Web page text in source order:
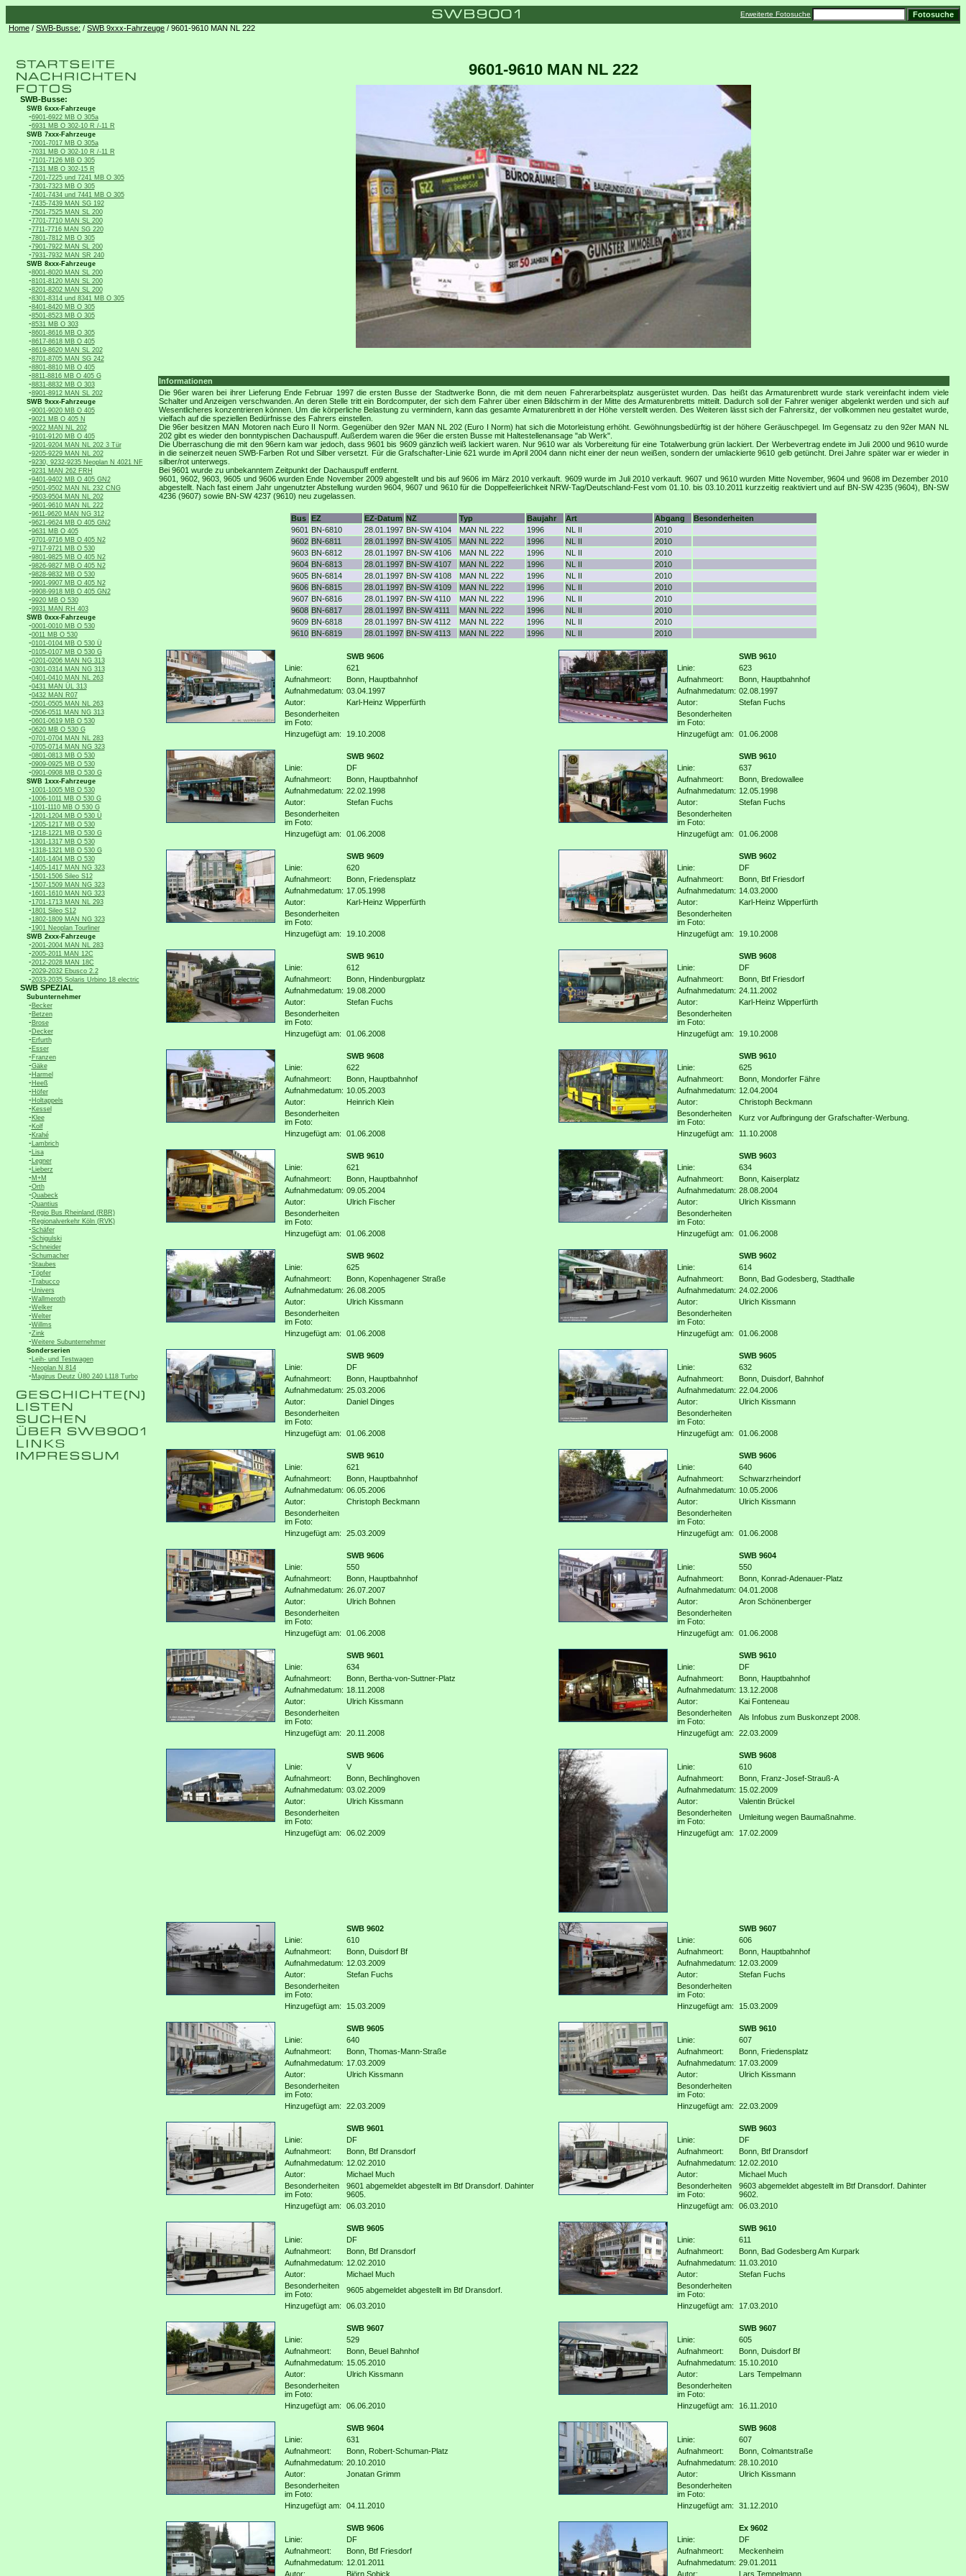
Erweiterte Fotosuche
Home / SWB-Busse: / SWB 9xxx-Fahrzeuge / 9601-9610 MAN NL 222
SWB-Busse:
SWB 6xxx-Fahrzeuge
-6901-6922 MB O 305a
-6931 MB O 302-10 R /-11 R
SWB 7xxx-Fahrzeuge
-7001-7017 MB O 305a
-7031 MB O 302-10 R /-11 R
-7101-7126 MB O 305
-7131 MB O 302-15 R
-7201-7225 und 7241 MB O 305
-7301-7323 MB O 305
-7401-7434 und 7441 MB O 305
-7435-7439 MAN SG 192
-7501-7525 MAN SL 200
-7701-7710 MAN SL 200
-7711-7716 MAN SG 220
-7801-7812 MB O 305
-7901-7922 MAN SL 200
-7931-7932 MAN SR 240
SWB 8xxx-Fahrzeuge
-8001-8020 MAN SL 200
-8101-8120 MAN SL 200
-8201-8202 MAN SL 200
-8301-8314 und 8341 MB O 305
-8401-8420 MB O 305
-8501-8523 MB O 305
-8531 MB O 303
-8601-8616 MB O 305
-8617-8618 MB O 405
-8619-8620 MAN SL 202
-8701-8705 MAN SG 242
-8801-8810 MB O 405
-8811-8816 MB O 405 G
-8831-8832 MB O 303
-8901-8912 MAN SL 202
SWB 9xxx-Fahrzeuge
-9001-9020 MB O 405
-9021 MB O 405 N
-9022 MAN NL 202
-9101-9120 MB O 405
-9201-9204 MAN NL 202 3 Tür
-9205-9229 MAN NL 202
-9230, 9232-9235 Neoplan N 4021 NF
-9231 MAN 262 FRH
-9401-9402 MB O 405 GN2
-9501-9502 MAN NL 232 CNG
-9503-9504 MAN NL 202
-9601-9610 MAN NL 222
-9611-9620 MAN NG 312
-9621-9624 MB O 405 GN2
-9631 MB O 405
-9701-9716 MB O 405 N2
-9717-9721 MB O 530
-9801-9825 MB O 405 N2
-9826-9827 MB O 405 N2
-9828-9832 MB O 530
-9901-9907 MB O 405 N2
-9908-9918 MB O 405 GN2
-9920 MB O 530
-9931 MAN RH 403
SWB 0xxx-Fahrzeuge
-0001-0010 MB O 530
-0011 MB O 530
-0101-0104 MB O 530 Ü
-0105-0107 MB O 530 G
-0201-0206 MAN NG 313
-0301-0314 MAN NG 313
-0401-0410 MAN NL 263
-0431 MAN ÜL 313
-0432 MAN R07
-0501-0505 MAN NL 263
-0506-0511 MAN NG 313
-0601-0619 MB O 530
-0620 MB O 530 G
-0701-0704 MAN NL 283
-0705-0714 MAN NG 323
-0801-0813 MB O 530
-0909-0925 MB O 530
-0901-0908 MB O 530 G
SWB 1xxx-Fahrzeuge
-1001-1005 MB O 530
-1006-1011 MB O 530 G
-1101-1110 MB O 530 G
-1201-1204 MB O 530 Ü
-1205-1217 MB O 530
-1218-1221 MB O 530 G
-1301-1317 MB O 530
-1318-1321 MB O 530 G
-1401-1404 MB O 530
-1405-1417 MAN NG 323
-1501-1506 Sileo S12
-1507-1509 MAN NG 323
-1601-1610 MAN NG 323
-1701-1713 MAN NL 293
-1801 Sileo S12
-1802-1809 MAN NG 323
-1901 Neoplan Tourliner
SWB 2xxx-Fahrzeuge
-2001-2004 MAN NL 283
-2005-2011 MAN 12C
-2012-2028 MAN 18C
-2029-2032 Ebusco 2.2
-2033-2035 Solaris Urbino 18 electric
SWB SPEZIAL
Subunternehmer
-Becker
-Betzen
-Brose
-Decker
-Erfurth
-Esser
-Franzen
-Gäke
-Harmel
-Heeß
-Höfer
-Holtappels
-Kessel
-Klee
-Kolf
-Krahé
-Lambrich
-Lisa
-Legner
-Lieberz
-M+M
-Orth
-Quabeck
-Quantius
-Regio Bus Rheinland (RBR)
-Regionalverkehr Köln (RVK)
-Schäfer
-Schigulski
-Schneider
-Schumacher
-Staubes
-Töpfer
-Trabucco
-Univers
-Wallmeroth
-Welker
-Welter
-Willms
-Zink
-Weitere Subunternehmer
Sonderserien
-Leih- und Testwagen
-Neoplan N 814
-Magirus Deutz Ü80 240 L118 Turbo
9601-9610 MAN NL 222
Informationen
Die 96er waren bei ihrer Lieferung Ende Februar 1997 die ersten Busse der Stadtwerke Bonn, die mit dem neuen Fahrerarbeitsplatz ausgerüstet wurden. Das heißt das Armaturenbrett wurde stark vereinfacht indem viele
Schalter und Anzeigen verschwanden. An deren Stelle tritt ein Bordcomputer, der sich dem Fahrer über einen Bildschirm in der Mitte des Armaturenbretts mitteilt. Dadurch soll der Fahrer weniger abgelenkt werden und sich auf
Wesentlicheres konzentrieren können. Um die körperliche Belastung zu vermindern, kann das gesamte Armaturenbrett in der Höhe verstellt werden. Des Weiteren lässt sich der Fahrersitz, der vollkommen neu gestaltet wurde,
vielfach auf die speziellen Bedürfnisse des Fahrers einstellen.
Die 96er besitzen MAN Motoren nach Euro II Norm. Gegenüber den 92er MAN NL 202 (Euro I Norm) hat sich die Motorleistung erhöht. Gewöhnungsbedürftig ist der höhere Geräuschpegel. Im Gegensatz zu den 92er MAN NL
202 gibt es wieder den bonntypischen Dachauspuff. Außerdem waren die 96er die ersten Busse mit Haltestellenansage "ab Werk".
Die Überraschung die mit den 96ern kam war jedoch, dass 9601 bis 9609 gänzlich weiß lackiert waren. Nur 9610 war als Vorbereitung für eine Totalwerbung grün lackiert. Der Werbevertrag endete im Juli 2000 und 9610 wurde
in die seinerzeit neuen SWB-Farben Rot und Silber versetzt. Für die Grafschafter-Linie 621 wurde im April 2004 dann nicht einer der neun weißen, sondern der umlackierte 9610 gelb getüncht. Drei Jahre später war er wieder in
silber/rot unterwegs.
Bei 9601 wurde zu unbekanntem Zeitpunkt der Dachauspuff entfernt.
9601, 9602, 9603, 9605 und 9606 wurden Ende November 2009 abgestellt und bis auf 9606 im März 2010 verkauft. 9609 wurde im Juli 2010 verkauft. 9607 und 9610 wurden Mitte November, 9604 und 9608 im Dezember 2010
abgestellt. Nach fast einem Jahr ungenutzter Abstellung wurden 9604, 9607 und 9610 für die Doppelfeierlichkeit NRW-Tag/Deutschland-Fest vom 01.10. bis 03.10.2011 kurzzeitig reaktiviert und auf BN-SW 4235 (9604), BN-SW
4236 (9607) sowie BN-SW 4237 (9610) neu zugelassen.
Bus EZ EZ-Datum NZ Typ Baujahr Art Abgang
Besonderheiten
9601 BN-6810 28.01.1997 BN-SW 4104 MAN NL 222 1996 NL II
2010
9602 BN-6811 28.01.1997 BN-SW 4105 MAN NL 222 1996 NL II
2010
9603 BN-6812 28.01.1997 BN-SW 4106 MAN NL 222 1996 NL II
2010
9604 BN-6813 28.01.1997 BN-SW 4107 MAN NL 222 1996 NL II
2010
9605 BN-6814 28.01.1997 BN-SW 4108 MAN NL 222 1996 NL II
2010
9606 BN-6815 28.01.1997 BN-SW 4109 MAN NL 222 1996 NL II
2010
9607 BN-6816 28.01.1997 BN-SW 4110 MAN NL 222 1996 NL II
2010
9608 BN-6817 28.01.1997 BN-SW 4111 MAN NL 222 1996 NL II
2010
9609 BN-6818 28.01.1997 BN-SW 4112 MAN NL 222 1996 NL II
2010
9610 BN-6819 28.01.1997 BN-SW 4113 MAN NL 222 1996 NL II 2010
SWB 9606
Linie:
621
Aufnahmeort:
Bonn, Hauptbahnhof
Aufnahmedatum: 03.04.1997
Autor:
Karl-Heinz Wipperfürth
Besonderheiten
im Foto:
Hinzugefügt am:
19.10.2008
SWB 9610
Linie:
623
Aufnahmeort:
Bonn, Hauptbahnhof
Aufnahmedatum: 02.08.1997
Autor:
Stefan Fuchs
Besonderheiten
im Foto:
Hinzugefügt am:
01.06.2008
SWB 9602
Linie:
DF
Aufnahmeort:
Bonn, Hauptbahnhof
Aufnahmedatum: 22.02.1998
Autor:
Stefan Fuchs
Besonderheiten
im Foto:
Hinzugefügt am:
01.06.2008
SWB 9610
Linie:
637
Aufnahmeort:
Bonn, Bredowallee
Aufnahmedatum: 12.05.1998
Autor:
Stefan Fuchs
Besonderheiten
im Foto:
Hinzugefügt am:
01.06.2008
SWB 9609
Linie:
620
Aufnahmeort:
Bonn, Friedensplatz
Aufnahmedatum: 17.05.1998
Autor:
Karl-Heinz Wipperfürth
Besonderheiten
im Foto:
Hinzugefügt am:
19.10.2008
SWB 9602
Linie:
DF
Aufnahmeort:
Bonn, Btf Friesdorf
Aufnahmedatum: 14.03.2000
Autor:
Karl-Heinz Wipperfürth
Besonderheiten
im Foto:
Hinzugefügt am:
19.10.2008
SWB 9610
Linie:
612
Aufnahmeort:
Bonn, Hindenburgplatz
Aufnahmedatum: 19.08.2000
Autor:
Stefan Fuchs
Besonderheiten
im Foto:
Hinzugefügt am:
01.06.2008
SWB 9608
Linie:
DF
Aufnahmeort:
Bonn, Btf Friesdorf
Aufnahmedatum: 24.11.2002
Autor:
Karl-Heinz Wipperfürth
Besonderheiten
im Foto:
Hinzugefügt am:
19.10.2008
SWB 9608
Linie:
622
Aufnahmeort:
Bonn, Hauptbahnhof
Aufnahmedatum: 10.05.2003
Autor:
Heinrich Klein
Besonderheiten
im Foto:
Hinzugefügt am:
01.06.2008
SWB 9610
Linie:
625
Aufnahmeort:
Bonn, Mondorfer Fähre
Aufnahmedatum: 12.04.2004
Autor:
Christoph Beckmann
Besonderheiten
im Foto:
Kurz vor Aufbringung der Grafschafter-Werbung.
Hinzugefügt am:
11.10.2008
SWB 9610
Linie:
621
Aufnahmeort:
Bonn, Hauptbahnhof
Aufnahmedatum: 09.05.2004
Autor:
Ulrich Fischer
Besonderheiten
im Foto:
Hinzugefügt am:
01.06.2008
SWB 9603
Linie:
634
Aufnahmeort:
Bonn, Kaiserplatz
Aufnahmedatum: 28.08.2004
Autor:
Ulrich Kissmann
Besonderheiten
im Foto:
Hinzugefügt am:
01.06.2008
SWB 9602
Linie:
625
Aufnahmeort:
Bonn, Kopenhagener Straße
Aufnahmedatum: 26.08.2005
Autor:
Ulrich Kissmann
Besonderheiten
im Foto:
Hinzugefügt am:
01.06.2008
SWB 9602
Linie:
614
Aufnahmeort:
Bonn, Bad Godesberg, Stadthalle
Aufnahmedatum: 24.02.2006
Autor:
Ulrich Kissmann
Besonderheiten
im Foto:
Hinzugefügt am:
01.06.2008
SWB 9609
Linie:
DF
Aufnahmeort:
Bonn, Hauptbahnhof
Aufnahmedatum: 25.03.2006
Autor:
Daniel Dinges
Besonderheiten
im Foto:
Hinzugefügt am:
01.06.2008
SWB 9605
Linie:
632
Aufnahmeort:
Bonn, Duisdorf, Bahnhof
Aufnahmedatum: 22.04.2006
Autor:
Ulrich Kissmann
Besonderheiten
im Foto:
Hinzugefügt am:
01.06.2008
SWB 9610
Linie:
621
Aufnahmeort:
Bonn, Hauptbahnhof
Aufnahmedatum: 06.05.2006
Autor:
Christoph Beckmann
Besonderheiten
im Foto:
Hinzugefügt am:
25.03.2009
SWB 9606
Linie:
640
Aufnahmeort:
Schwarzrheindorf
Aufnahmedatum: 10.05.2006
Autor:
Ulrich Kissmann
Besonderheiten
im Foto:
Hinzugefügt am:
01.06.2008
SWB 9606
Linie:
550
Aufnahmeort:
Bonn, Hauptbahnhof
Aufnahmedatum: 26.07.2007
Autor:
Ulrich Bohnen
Besonderheiten
im Foto:
Hinzugefügt am:
01.06.2008
SWB 9604
Linie:
550
Aufnahmeort:
Bonn, Konrad-Adenauer-Platz
Aufnahmedatum: 04.01.2008
Autor:
Aron Schönenberger
Besonderheiten
im Foto:
Hinzugefügt am:
01.06.2008
SWB 9601
Linie:
634
Aufnahmeort:
Bonn, Bertha-von-Suttner-Platz
Aufnahmedatum: 18.11.2008
Autor:
Ulrich Kissmann
Besonderheiten
im Foto:
Hinzugefügt am:
20.11.2008
SWB 9610
Linie:
DF
Aufnahmeort:
Bonn, Hauptbahnhof
Aufnahmedatum: 13.12.2008
Autor:
Kai Fonteneau
Besonderheiten
im Foto:
Als Infobus zum Buskonzept 2008.
Hinzugefügt am:
22.03.2009
SWB 9606
Linie:
V
Aufnahmeort:
Bonn, Bechlinghoven
Aufnahmedatum: 03.02.2009
Autor:
Ulrich Kissmann
Besonderheiten
im Foto:
Hinzugefügt am:
06.02.2009
SWB 9608
Linie:
610
Aufnahmeort:
Bonn, Franz-Josef-Strauß-A
Aufnahmedatum: 15.02.2009
Autor:
Valentin Brückel
Besonderheiten
im Foto:
Umleitung wegen Baumaßnahme.
Hinzugefügt am:
17.02.2009
SWB 9602
Linie:
610
Aufnahmeort:
Bonn, Duisdorf Bf
Aufnahmedatum: 12.03.2009
Autor:
Stefan Fuchs
Besonderheiten
im Foto:
Hinzugefügt am:
15.03.2009
SWB 9607
Linie:
606
Aufnahmeort:
Bonn, Hauptbahnhof
Aufnahmedatum: 12.03.2009
Autor:
Stefan Fuchs
Besonderheiten
im Foto:
Hinzugefügt am:
15.03.2009
SWB 9605
Linie:
640
Aufnahmeort:
Bonn, Thomas-Mann-Straße
Aufnahmedatum: 17.03.2009
Autor:
Ulrich Kissmann
Besonderheiten
im Foto:
Hinzugefügt am:
22.03.2009
SWB 9610
Linie:
607
Aufnahmeort:
Bonn, Friedensplatz
Aufnahmedatum: 17.03.2009
Autor:
Ulrich Kissmann
Besonderheiten
im Foto:
Hinzugefügt am:
22.03.2009
SWB 9601
Linie:
DF
Aufnahmeort:
Bonn, Btf Dransdorf
Aufnahmedatum: 12.02.2010
Autor:
Michael Much
Besonderheiten
im Foto:
9601 abgemeldet abgestellt im Btf Dransdorf. Dahinter
9605.
Hinzugefügt am:
06.03.2010
SWB 9603
Linie:
DF
Aufnahmeort:
Bonn, Btf Dransdorf
Aufnahmedatum: 12.02.2010
Autor:
Michael Much
Besonderheiten
im Foto:
9603 abgemeldet abgestellt im Btf Dransdorf. Dahinter
9602.
Hinzugefügt am:
06.03.2010
SWB 9605
Linie:
DF
Aufnahmeort:
Bonn, Btf Dransdorf
Aufnahmedatum: 12.02.2010
Autor:
Michael Much
Besonderheiten
im Foto:
9605 abgemeldet abgestellt im Btf Dransdorf.
Hinzugefügt am:
06.03.2010
SWB 9610
Linie:
611
Aufnahmeort:
Bonn, Bad Godesberg Am Kurpark
Aufnahmedatum: 11.03.2010
Autor:
Stefan Fuchs
Besonderheiten
im Foto:
Hinzugefügt am:
17.03.2010
SWB 9607
Linie:
529
Aufnahmeort:
Bonn, Beuel Bahnhof
Aufnahmedatum: 15.05.2010
Autor:
Ulrich Kissmann
Besonderheiten
im Foto:
Hinzugefügt am:
06.06.2010
SWB 9607
Linie:
605
Aufnahmeort:
Bonn, Duisdorf Bf
Aufnahmedatum: 15.10.2010
Autor:
Lars Tempelmann
Besonderheiten
im Foto:
Hinzugefügt am:
16.11.2010
SWB 9604
Linie:
631
Aufnahmeort:
Bonn, Robert-Schuman-Platz
Aufnahmedatum: 20.10.2010
Autor:
Jonatan Grimm
Besonderheiten
im Foto:
Hinzugefügt am:
04.11.2010
SWB 9608
Linie:
607
Aufnahmeort:
Bonn, Colmantstraße
Aufnahmedatum: 28.10.2010
Autor:
Ulrich Kissmann
Besonderheiten
im Foto:
Hinzugefügt am:
31.12.2010
SWB 9606
Linie:
DF
Aufnahmeort:
Bonn, Btf Friesdorf
Aufnahmedatum: 12.01.2011
Autor:
Björn Sobick
Ex 9602
Linie:
DF
Aufnahmeort:
Meckenheim
Aufnahmedatum: 29.01.2011
Autor:
Lars Tempelmann